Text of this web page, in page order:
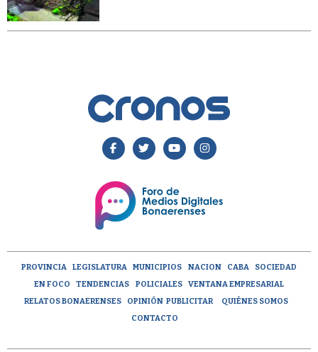
PROVINCIA LEGISLATURA MUNICIPIOS NACION CABA
SOCIEDAD
EN FOCO
TENDENCIAS POLICIALES
VENTANA EMPRESARIAL
RELATOS BONAERENSES
OPINIÓN PUBLICITAR
QUIÉNES SOMOS
CONTACTO